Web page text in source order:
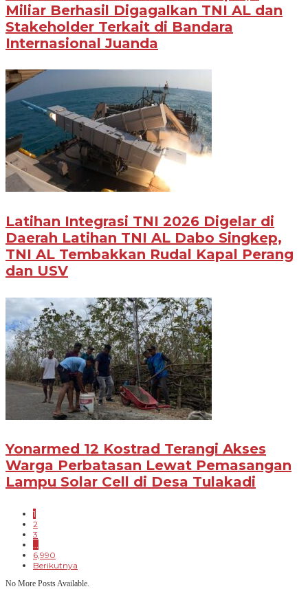
Miliar Berhasil Digagalkan TNI AL dan
Stakeholder Terkait di Bandara
Internasional Juanda
Latihan Integrasi TNI 2026 Digelar di
Daerah Latihan TNI AL Dabo Singkep,
TNI AL Tembakkan Rudal Kapal Perang
dan USV
Yonarmed 12 Kostrad Terangi Akses
Warga Perbatasan Lewat Pemasangan
Lampu Solar Cell di Desa Tulakadi
1
2
3
6,990
Berikutnya
No More Posts Available.